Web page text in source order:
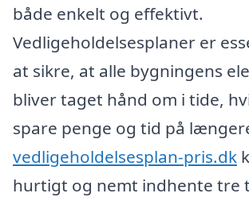
både enkelt og effektivt.
Vedligeholdelsesplaner er
at sikre, at alle bygningens
bliver taget hånd om i tide,
spare penge og tid på
vedligeholdelsesplan-pris.dk
hurtigt og nemt indhente tre